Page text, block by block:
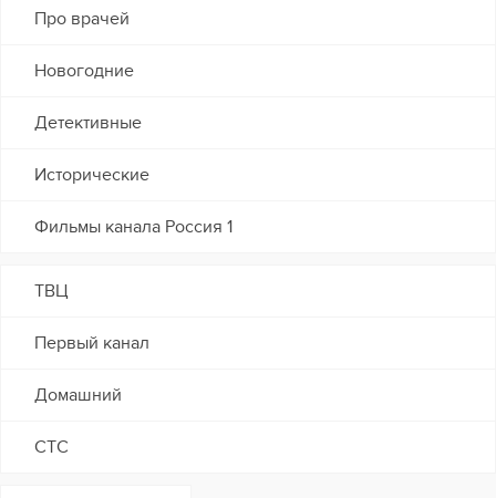
Про врачей
Новогодние
Детективные
Исторические
Фильмы канала Россия 1
ТВЦ
Первый канал
Домашний
СТС